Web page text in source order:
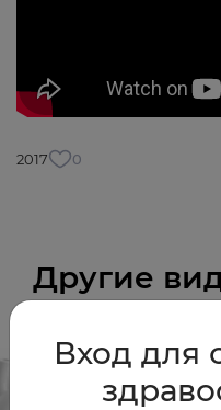
2017 0
Другие
Вход для